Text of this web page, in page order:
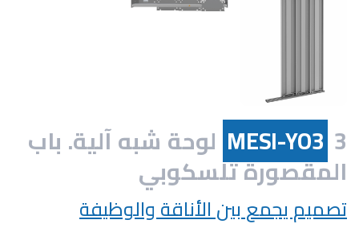
MESI-YO33 لوحة شبه آلية. باب
المقصورة تلسكوبي
تصميم يجمع بين الأناقة والوظيفة